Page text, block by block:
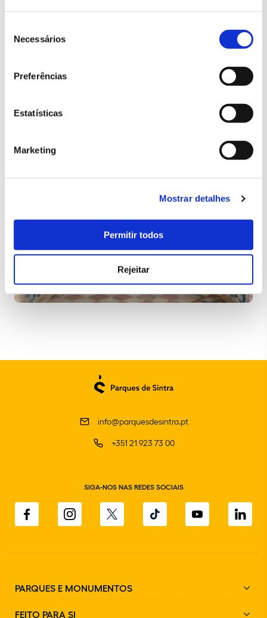
Necessários
Preferências
Estatísticas
Marketing
Mostrar detalhes
Permitir todos
Rejeitar
conhecimentos assume especial relevância.
assegurado em partes iguais pela Parques de Sintra e pelo World
info@parquesdesintra.pt
+351 21 923 73 00
SIGA-NOS NAS REDES SOCIAIS
PARQUES E MONUMENTOS
FEITO PARA SI